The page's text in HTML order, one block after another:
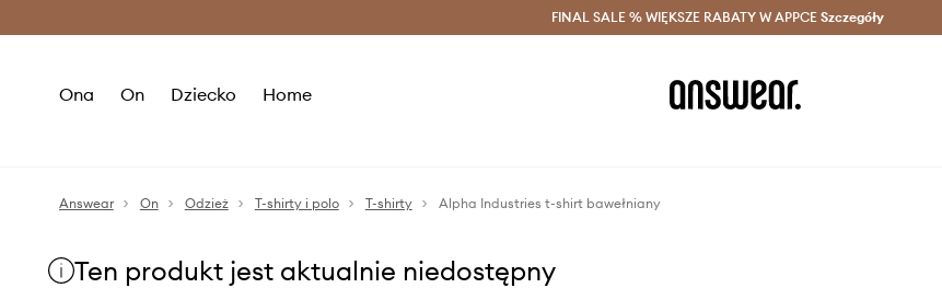
Oszczędzaj z Answear Club > Dostawa nawet w 24h >
FINAL SALE % WIĘKSZE RABATY W APPCE Szczegóły
Ona On Dziecko Home
Answear On Odzież T-shirty i polo T-shirty Alpha Industries t-shirt bawełniany
Ten produkt jest aktualnie niedostępny